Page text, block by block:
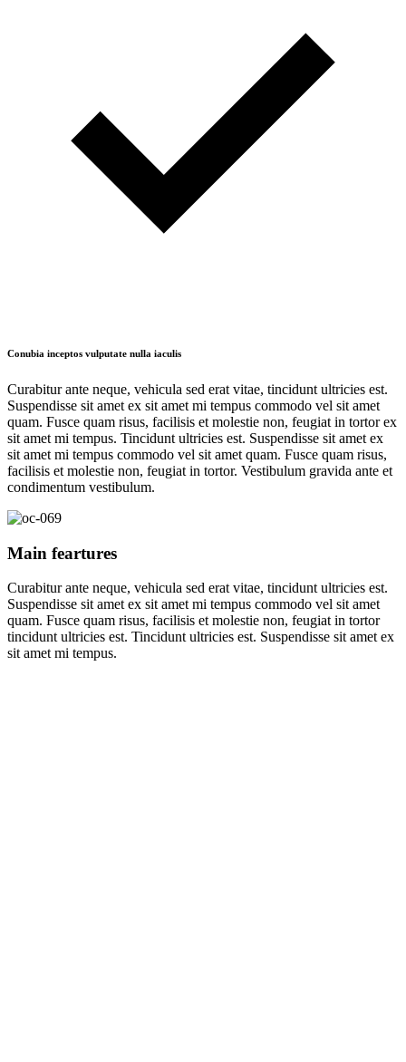
Conubia inceptos vulputate nulla iaculis
Curabitur ante neque, vehicula sed erat vitae, tincidunt ultricies est.
Suspendisse sit amet ex sit amet mi tempus commodo vel sit amet
quam. Fusce quam risus, facilisis et molestie non, feugiat in tortor ex
sit amet mi tempus. Tincidunt ultricies est. Suspendisse sit amet ex
sit amet mi tempus commodo vel sit amet quam. Fusce quam risus,
facilisis et molestie non, feugiat in tortor. Vestibulum gravida ante et
condimentum vestibulum.
Main feartures
Curabitur ante neque, vehicula sed erat vitae, tincidunt ultricies est.
Suspendisse sit amet ex sit amet mi tempus commodo vel sit amet
quam. Fusce quam risus, facilisis et molestie non, feugiat in tortor
tincidunt ultricies est. Tincidunt ultricies est. Suspendisse sit amet ex
sit amet mi tempus.